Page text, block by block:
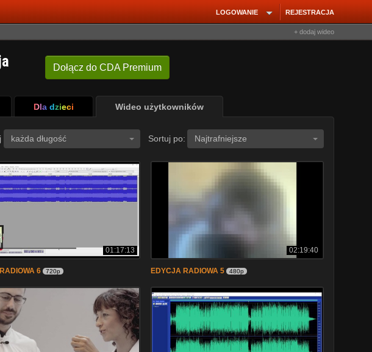
REJESTRACJA
LOGOWANIE
+ dodaj wideo
Dołącz do CDA Premium
Dla dzieci Wideo użytkowników
każda długość Sortuj po: Najtrafniejsze
01:17:13
6 720p
02:19:40
EDYCJA RADIOWA 5 480p